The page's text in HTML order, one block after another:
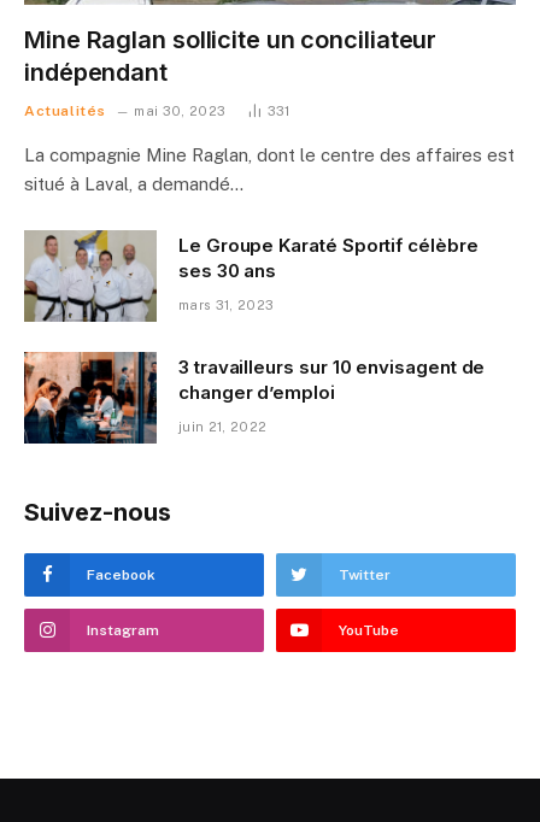
Mine Raglan sollicite un conciliateur
indépendant
Actualités mai 30, 2023 331
La compagnie Mine Raglan, dont le centre des affaires est
situé à Laval, a demandé…
Le Groupe Karaté Sportif célèbre
ses 30 ans
mars 31, 2023
3 travailleurs sur 10 envisagent de
changer d’emploi
juin 21, 2022
Suivez-nous
Facebook Twitter
Instagram YouTube